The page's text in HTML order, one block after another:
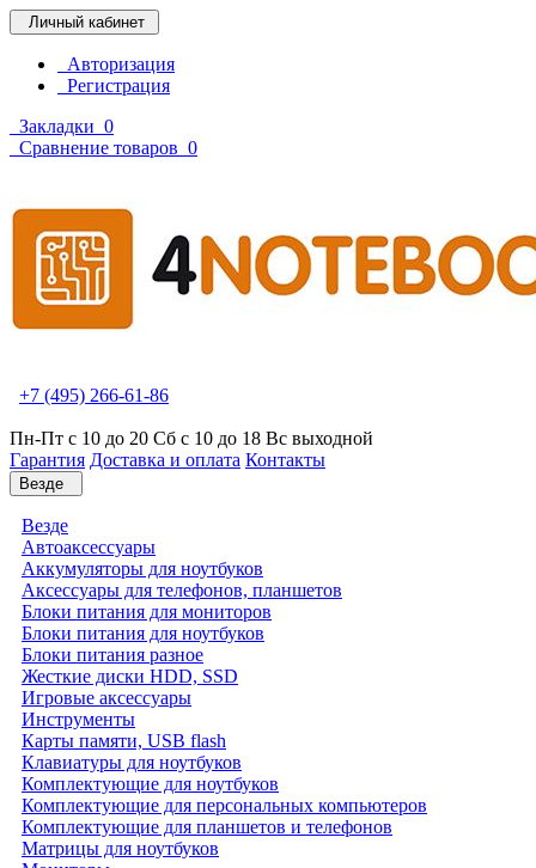
Личный кабинет
Авторизация
Регистрация
Закладки 0
Сравнение товаров 0
+7 (495) 266-61-86
Пн-Пт с 10 до 20 Сб с 10 до 18 Вс выходной
Гарантия Доставка и оплата Контакты
Везде
Везде
Автоаксессуары
Аккумуляторы для ноутбуков
Аксессуары для телефонов, планшетов
Блоки питания для мониторов
Блоки питания для ноутбуков
Блоки питания разное
Жесткие диски HDD, SSD
Игровые аксессуары
Инструменты
Карты памяти, USB flash
Клавиатуры для ноутбуков
Комплектующие для ноутбуков
Комплектующие для персональных компьютеров
Комплектующие для планшетов и телефонов
Матрицы для ноутбуков